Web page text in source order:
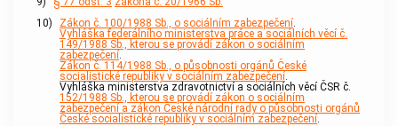
10)
Zákon č. 100/1988 Sb., o sociálním zabezpečení
Vyhláška federálního ministerstva práce a sociálních věcí č.
149/1988 Sb., kterou se provádí zákon o sociálním
zabezpečení
Zákon č. 114/1988 Sb., o působnosti orgánů České
socialistické republiky v sociálním zabezpečení
Vyhláška ministerstva zdravotnictví a sociálních věcí ČSR č.
152/1988 Sb., kterou se provádí zákon o sociálním
zabezpečení a zákon České národní rady o působnosti orgánů
České socialistické republiky v sociálním zabezpečení